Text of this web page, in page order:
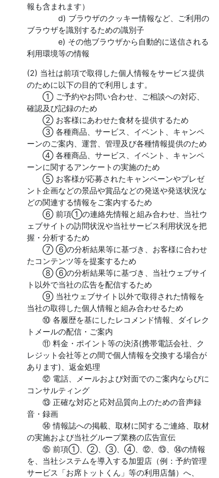
報も含まれます）
d) ブラウザのクッキー情報など、ご利用の
ブラウザを識別するための識別子
e) その他ブラウザから自動的に送信される
利用環境等の情報
(2) 当社は前項で取得した個人情報をサービス提供
のために以下の目的で利用します。
① ご予約やお問い合わせ、ご相談への対応、
確認及び記録のため
② お客様にあわせた食材を提供するため
③ 各種商品、サービス、イベント、キャンペ
ーンのご案内、運営、管理及び各種情報提供のため
④ 各種商品、サービス、イベント、キャンペ
ーンに関するアンケートの実施のため
⑤ お客様が応募されたキャンペーンやプレゼ
ント企画などの景品や賞品などの発送や発送状況な
どの関連する情報をご案内するため
⑥ 前項①の連絡先情報と組み合わせ、当社ウ
ェブサイトの訪問状況や当社サービス利用状況を把
握・分析するため
⑦ ⑥の分析結果等に基づき、お客様に合わせ
たコンテンツ等を提案するため
⑧ ⑥の分析結果等に基づき、当社ウェブサイ
ト以外で当社の広告を配信するため
⑨ 当社ウェブサイト以外で取得された情報を
当社の取得した個人情報と組み合わせるため
⑩ 各履歴を基にしたレコメンド情報、ダイレク
トメールの配信・ご案内
⑪ 料金・ポイント等の決済(携帯電話会社、ク
レジット会社等との間で個人情報を交換する場合が
あります)、返金処理
⑫ 電話、メールおよび対面でのご案内ならびに
コンサルティング
⑬ 正確な対応と応対品質向上のための音声録
音・録画
⑭ 情報誌への掲載、取材に関するご連絡、取材
の実施および当社グループ業務の広告宣伝
⑮ 前項①、②、③、④、⑫、⑬、⑭の情報
を、当社システムを導入する加盟店（例：予約管理
サービス「お席トットくん」等の利用店舗）へ、